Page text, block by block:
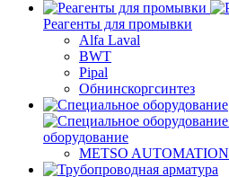
Реагенты для промывки
Alfa Laval
BWT
Pipal
Обнинскоргсинтез
оборудование
METSO AUTOMATION